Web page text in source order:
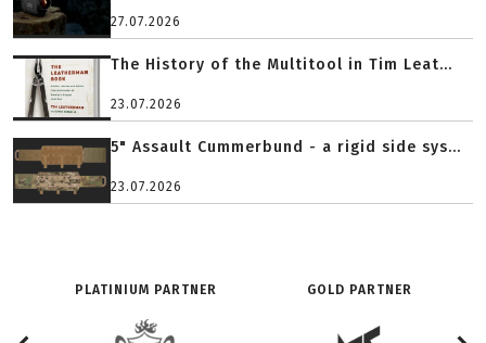
27.07.2026
The History of the Multitool in Tim Leat...
23.07.2026
5" Assault Cummerbund - a rigid side sys...
23.07.2026
PLATINIUM PARTNER GOLD PARTNER